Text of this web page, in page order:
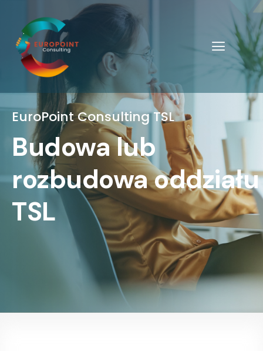
EuroPoint Consulting TSL
Budowa lub
rozbudowa oddziału
TSL